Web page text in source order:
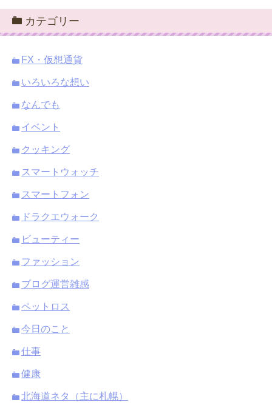
カ
イ
ブ
カテゴリー
FX・仮想通貨
いろいろな想い
なんでも
イベント
クッキング
スマートウォッチ
スマートフォン
ドラクエウォーク
ビューティー
ファッション
ブログ運営雑感
ペットロス
今日のこと
仕事
健康
北海道ネタ（主に札幌）